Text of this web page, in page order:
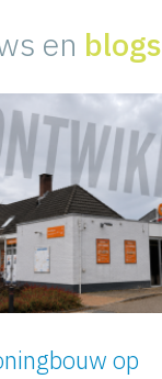
en blogs
op